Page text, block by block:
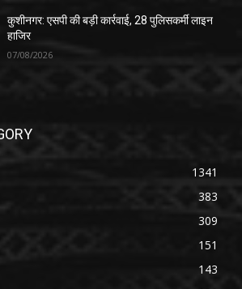
कुशीनगर: एसपी की बड़ी कार्रवाई, 28 पुलिसकर्मी लाइन
हाजिर
07/08/2026
1341
383
309
151
143